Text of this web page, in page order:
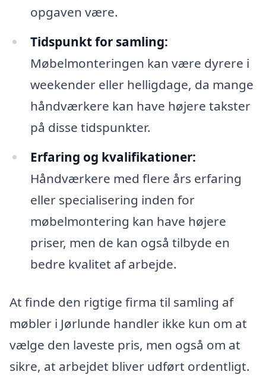
opgaven være.
Tidspunkt for samling:
Møbelmonteringen kan være dyrere i
weekender eller helligdage, da mange
håndværkere kan have højere takster
på disse tidspunkter.
Erfaring og kvalifikationer:
Håndværkere med flere års erfaring
eller specialisering inden for
møbelmontering kan have højere
priser, men de kan også tilbyde en
bedre kvalitet af arbejde.
At finde den rigtige firma til samling af
møbler i Jørlunde handler ikke kun om at
vælge den laveste pris, men også om at
sikre, at arbejdet bliver udført ordentligt.